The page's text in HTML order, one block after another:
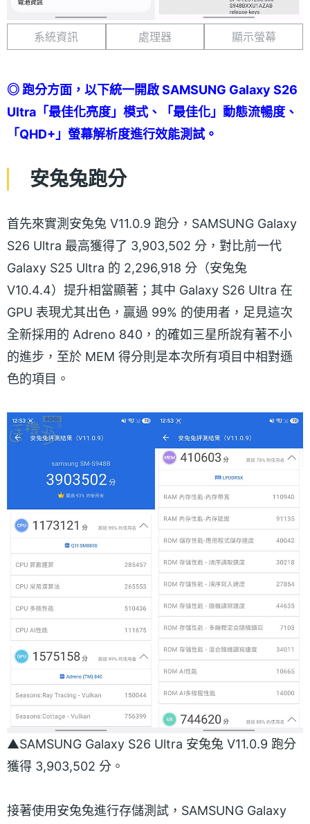
系統資訊 處理器 顯示螢幕
◎ 跑分方面，以下統一開啟 SAMSUNG Galaxy S26
Ultra「最佳化亮度」模式、「最佳化」動態流暢度、
「QHD+」螢幕解析度進行效能測試。
安兔兔跑分
首先來實測安兔兔 V11.0.9 跑分，SAMSUNG Galaxy
S26 Ultra 最高獲得了 3,903,502 分，對比前一代
Galaxy S25 Ultra 的 2,296,918 分（安兔兔
V10.4.4）提升相當顯著；其中 Galaxy S26 Ultra 在
GPU 表現尤其出色，贏過 99% 的使用者，足見這次
全新採用的 Adreno 840，的確如三星所說有著不小
的進步，至於 MEM 得分則是本次所有項目中相對遜
色的項目。
▲SAMSUNG Galaxy S26 Ultra 安兔兔 V11.0.9 跑分
獲得 3,903,502 分。
接著使用安兔兔進行存儲測試，SAMSUNG Galaxy